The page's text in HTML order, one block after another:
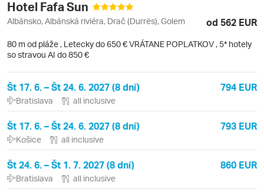
Hotel Fafa Sun
Albánsko, Albánská riviéra, Drač (Durrës), Golem od 562 EUR
80 m od pláže , Letecky do 650 € VRÁTANE POPLATKOV , 5* hotely
so stravou AI do 850 €
Št 17. 6. – Št 24. 6. 2027 (8 dní) 794 EUR
Bratislava all inclusive
Št 17. 6. – Št 24. 6. 2027 (8 dní) 793 EUR
Košice all inclusive
Št 24. 6. – Št 1. 7. 2027 (8 dní) 860 EUR
Bratislava all inclusive